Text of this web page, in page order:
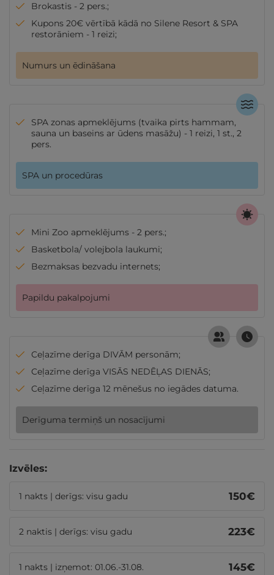
Brokastis - 2 pers.;
Kupons 20€ vērtībā kādā no Silene Resort & SPA
restorāniem - 1 reizi;
Numurs un ēdināšana
SPA zonas apmeklējums (tvaika pirts hammam,
sauna un baseins ar ūdens masāžu) - 1 reizi, 1 st., 2
pers.
SPA un procedūras
Mini Zoo apmeklējums - 2 pers.;
Basketbola/ volejbola laukumi;
Bezmaksas bezvadu internets;
Papildu pakalpojumi
Ceļazīme derīga DIVĀM personām;
Ceļazīme derīga VISĀS NEDĒĻAS DIENĀS;
Ceļazīme derīga 12 mēnešus no iegādes datuma.
Derīguma termiņš un nosacījumi
Izvēles:
1 nakts | derīgs: visu gadu 150€
2 naktis | derīgs: visu gadu 223€
1 nakts | izņemot: 01.06.-31.08. 145€